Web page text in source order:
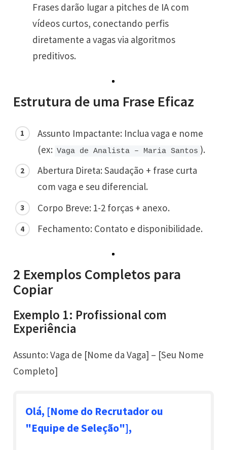
Frases darão lugar a pitches de IA com
vídeos curtos, conectando perfis
diretamente a vagas via algoritmos
preditivos.
Estrutura de uma Frase Eficaz
Assunto Impactante: Inclua vaga e nome
(ex: Vaga de Analista – Maria Santos ).
Abertura Direta: Saudação + frase curta
com vaga e seu diferencial.
Corpo Breve: 1-2 forças + anexo.
Fechamento: Contato e disponibilidade.
2 Exemplos Completos para
Copiar
Exemplo 1: Profissional com
Experiência
Assunto: Vaga de [Nome da Vaga] – [Seu Nome
Completo]
Olá, [Nome do Recrutador ou
"Equipe de Seleção"],